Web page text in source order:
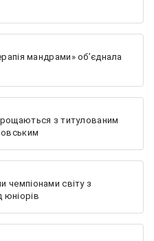
мандрами» об’єднала
з титулованим
чемпіонами світу з
юніорів